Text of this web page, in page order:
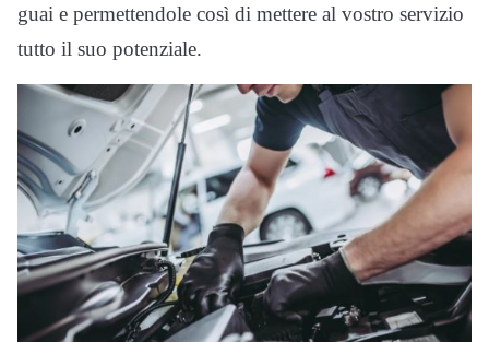
guai e permettendole così di mettere al vostro servizio
tutto il suo potenziale.